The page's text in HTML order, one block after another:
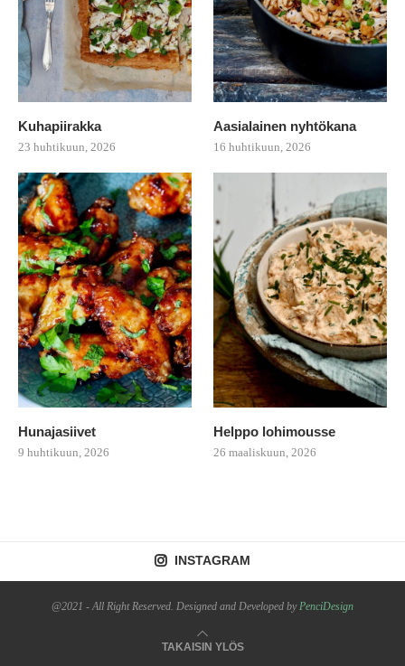
Kuhapiirakka
23 huhtikuun, 2026
Aasialainen nyhtökana
16 huhtikuun, 2026
Hunajasiivet
9 huhtikuun, 2026
Helppo lohimousse
26 maaliskuun, 2026
INSTAGRAM
@2021 - All Right Reserved. Designed and Developed byPenciDesign
TAKAISIN YLÖS